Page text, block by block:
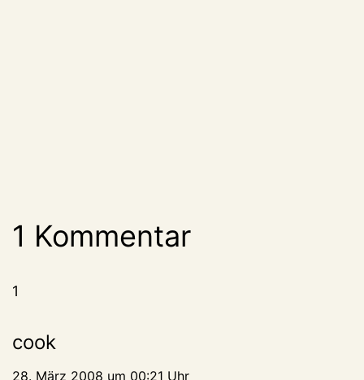
1 Kommentar
1
cook
28. März 2008 um 00:21 Uhr